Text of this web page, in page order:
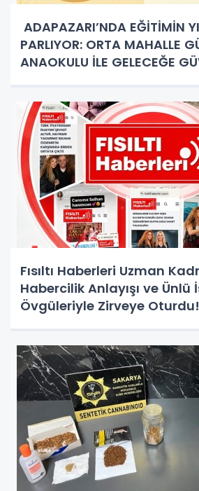
ADAPAZARI’NDA EĞİTİMİN
PARLIYOR: ORTA MAHALLE
ANAOKULU İLE GELECEĞE
Fısıltı Haberleri Uzman
Habercilik Anlayışı ve Ünlü
Övgüleriyle Zirveye Oturdu!